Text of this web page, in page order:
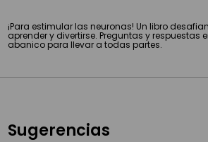
¡Para estimular las neuronas! Un libro
aprender y divertirse. Preguntas y respuestas
abanico para llevar a todas partes.
Sugerencias